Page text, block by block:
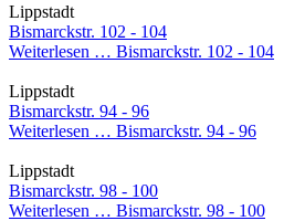
Lippstadt
Bismarckstr. 102 - 104
Weiterlesen … Bismarckstr. 102 - 104
Lippstadt
Bismarckstr. 94 - 96
Weiterlesen … Bismarckstr. 94 - 96
Lippstadt
Bismarckstr. 98 - 100
Weiterlesen … Bismarckstr. 98 - 100